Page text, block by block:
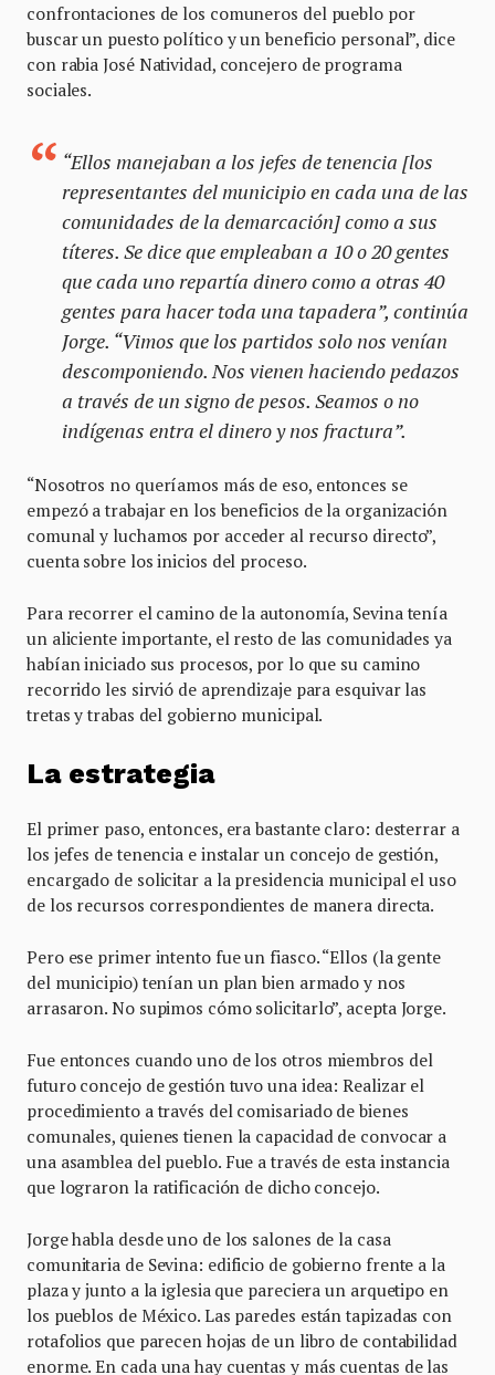
confrontaciones de los comuneros del pueblo por
buscar un puesto político y un beneficio personal”, dice
con rabia José Natividad, concejero de programa
sociales.
“Ellos manejaban a los jefes de tenencia [los
representantes del municipio en cada una de las
comunidades de la demarcación] como a sus
títeres. Se dice que empleaban a 10 o 20 gentes
que cada uno repartía dinero como a otras 40
gentes para hacer toda una tapadera”, continúa
Jorge. “Vimos que los partidos solo nos venían
descomponiendo. Nos vienen haciendo pedazos
a través de un signo de pesos. Seamos o no
indígenas entra el dinero y nos fractura”.
“Nosotros no queríamos más de eso, entonces se
empezó a trabajar en los beneficios de la organización
comunal y luchamos por acceder al recurso directo”,
cuenta sobre los inicios del proceso.
Para recorrer el camino de la autonomía, Sevina tenía
un aliciente importante, el resto de las comunidades ya
habían iniciado sus procesos, por lo que su camino
recorrido les sirvió de aprendizaje para esquivar las
tretas y trabas del gobierno municipal.
La estrategia
El primer paso, entonces, era bastante claro: desterrar a
los jefes de tenencia e instalar un concejo de gestión,
encargado de solicitar a la presidencia municipal el uso
de los recursos correspondientes de manera directa.
Pero ese primer intento fue un fiasco. “Ellos (la gente
del municipio) tenían un plan bien armado y nos
arrasaron. No supimos cómo solicitarlo”, acepta Jorge.
Fue entonces cuando uno de los otros miembros del
futuro concejo de gestión tuvo una idea: Realizar el
procedimiento a través del comisariado de bienes
comunales, quienes tienen la capacidad de convocar a
una asamblea del pueblo. Fue a través de esta instancia
que lograron la ratificación de dicho concejo.
Jorge habla desde uno de los salones de la casa
comunitaria de Sevina: edificio de gobierno frente a la
plaza y junto a la iglesia que pareciera un arquetipo en
los pueblos de México. Las paredes están tapizadas con
rotafolios que parecen hojas de un libro de contabilidad
enorme. En cada una hay cuentas y más cuentas de las